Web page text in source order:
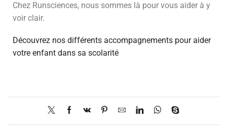
Chez Runsciences, nous sommes là pour vous aider à y
voir clair.
Découvrez nos différents accompagnements pour aider
votre enfant dans sa scolarité